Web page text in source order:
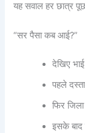
यह सवाल हर छात्र
“सर पैसा कब आई?”
देखिए
पहले
फिर
इसके बाद